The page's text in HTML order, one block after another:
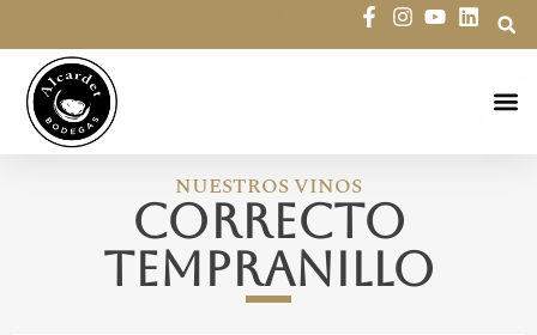
NUESTROS VINOS
Correcto
Tempranillo